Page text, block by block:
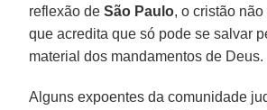
reflexão deSão Paulo, o cristão
que acredita que só pode se salvar
material dos mandamentos de Deus.
Alguns expoentes da comunidade